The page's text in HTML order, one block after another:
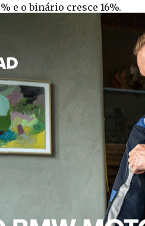
e o binário cresce 16%.
para o fora de
19” e traseira de 17”,
reforça a presença
e uma atitude
terrenos variados. A
autonomia generosa.
USB‑C.